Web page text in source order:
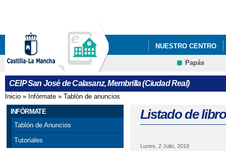
NUESTRO CENTRO
Papás
CEIP San José de Calasanz, Membrilla (Ciudad Real)
Se encuentra usted aquí
Inicio » Infórmate » Tablón de anuncios
INFÓRMATE
Tablón de Anuncios
Tutoriales
Listado de
Lunes, 2 Julio, 2018